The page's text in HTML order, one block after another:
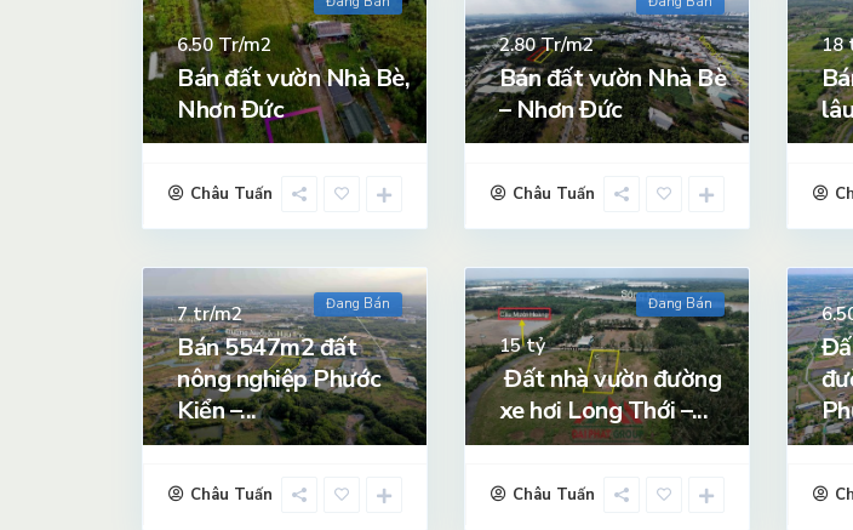
6.50Tr/m2
Bán đất vườn Nhà Bè,
Nhơn Đức
Châu Tuấn
2.80Tr/m2
Bán đất vườn Nhà Bè
– Nhơn Đức
Châu Tuấn
18
Đang Bán
7tr/m2
Bán 5547m2 đất
nông nghiệp Phước
Kiển –...
Châu Tuấn
Đang Bán
15tỷ
Đất nhà vườn đường
xe hơi Long Thới –...
Châu Tuấn